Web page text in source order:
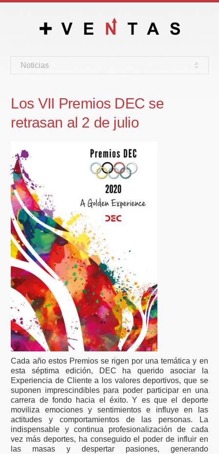
Noticias
Los VII Premios DEC se
retrasan al 2 de julio
Cada año estos Premios se rigen por una temática y en
esta séptima edición, DEC ha querido asociar la
Experiencia de Cliente a los valores deportivos, que se
suponen imprescindibles para poder participar en una
carrera de fondo hacia el éxito. Y es que el deporte
moviliza emociones y sentimientos e influye en las
actitudes y comportamientos de las personas. La
indispensable y continua profesionalización de cada
vez más deportes, ha conseguido el poder de influir en
las masas y despertar pasiones, generando